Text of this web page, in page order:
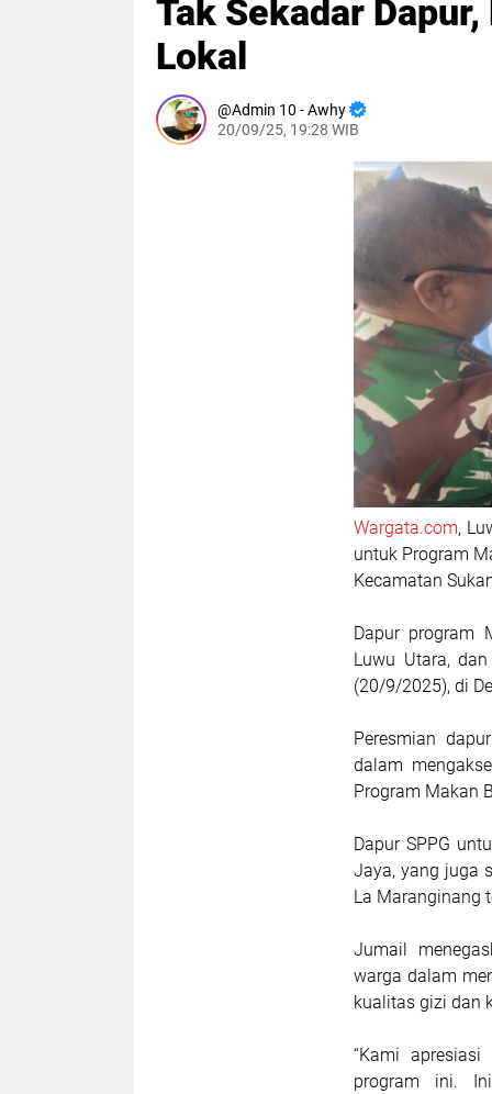
Tak Sekadar
Lokal
Admin 10 - Awhy
20/09/25, 19:28 WIB
Wargata.com,
untuk Program
Kecamatan
Dapur program
Luwu Utara,
(20/9/2025), di
Peresmian
dalam
Program Makan
Dapur SPPG
Jaya, yang juga
La Maranginang
Jumail
warga dalam
kualitas gizi dan
“Kami
program ini.